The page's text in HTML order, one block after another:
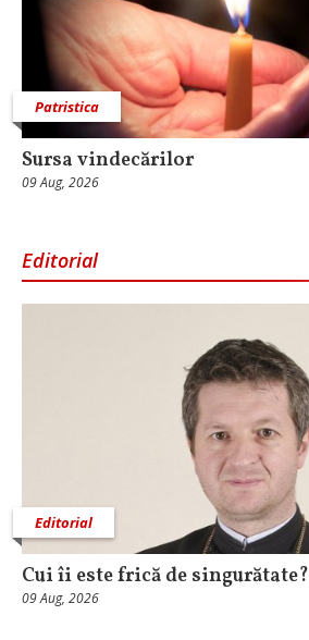
Patristica
Sursa vindecărilor
09 Aug, 2026
Editorial
Editorial
Cui îi este frică de singurătate?
09 Aug, 2026